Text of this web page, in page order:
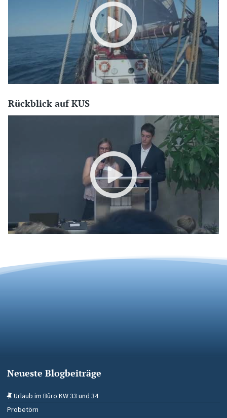
Rückblick auf KUS
Neueste Blogbeiträge
Urlaub im Büro KW 33 und 34
Probetörn